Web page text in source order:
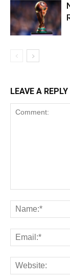
LEAVE A REPLY